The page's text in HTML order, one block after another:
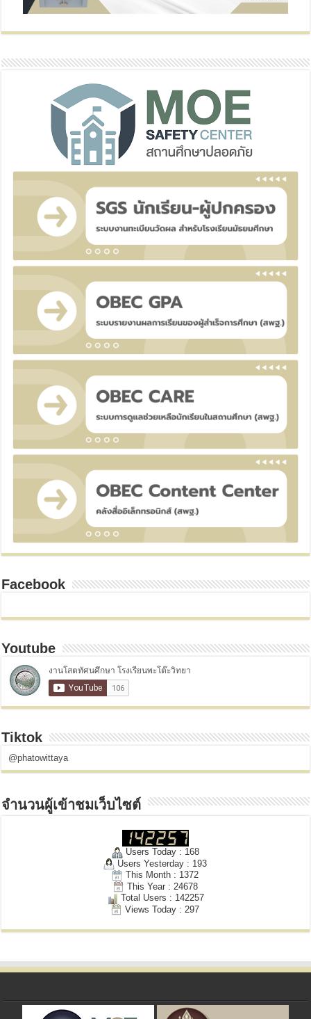
Facebook
Youtube
Tiktok
@phatowittaya
จำนวนผู้เข้าชมเว็บไซต์
Users Today : 168
Users Yesterday : 193
This Month : 1372
This Year : 24678
Total Users : 142257
Views Today : 297